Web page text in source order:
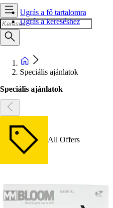
Ugrás a fő tartalomra
Ugrás a kereséshez
Speciális ajánlatok
Speciális ajánlatok
All Offers